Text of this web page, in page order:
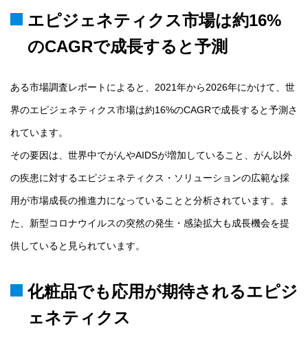
エピジェネティクス市場は約16%
のCAGRで成長すると予測
ある市場調査レポートによると、2021年から2026年にかけて、世
界のエピジェネティクス市場は約16%のCAGRで成長すると予測さ
れています。
その要因は、世界中でがんやAIDSが増加していること、がん以外
の疾患に対するエピジェネティクス・ソリューションの広範な採
用が市場成長の推進力になっていることと分析されています。ま
た、新型コロナウイルスの突然の発生・感染拡大も成長機会を提
供していると見られています。
化粧品でも応用が期待されるエピジ
ェネティクス